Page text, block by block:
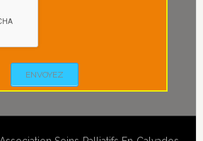
ENVOYEZ